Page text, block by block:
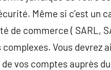
Même si c’est un
de commerce ( SARL,
complexes. Vous
vos comptes auprès